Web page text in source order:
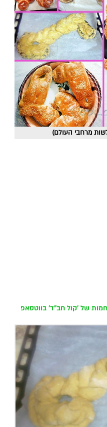
מרחבי העולם)
של 'קול חב"ד' בווטסאפ